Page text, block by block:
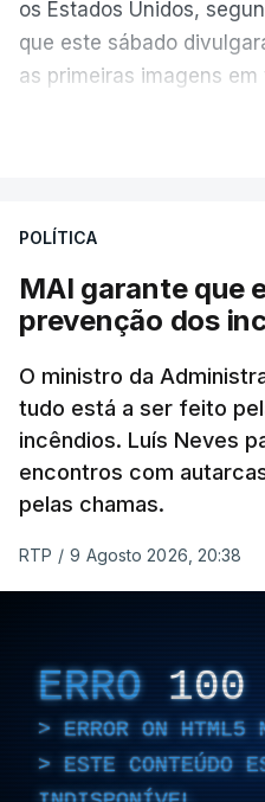
os Estados Unidos,
que este sábado
as primeiras imagens
Mehr na rede social
israelita, que nos últimos
de que o líder supremo
crítico na sequência do
último dia de fevereiro
ayatollah Ali Khamenei, e
família.
As imagens mostram
será uma aula religiosa,
indicação adicional.
ERRO100
ERROR ON HTML5
ESTE CONTEÚDO
POLÍTICA
MAI garante que
prevenção dos
O ministro da
tudo está a ser feito
incêndios. Luís Neves
encontros com
pelas chamas.
RTP / 9 Agosto 2026, 20:38
ERRO 100
ERROR ON HTML5
ESTE CONTEÚDO